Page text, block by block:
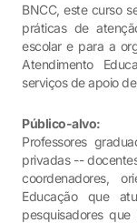
Infraestrutura e
Inovação
Sobre a ULBRA
BNCC, este curso
práticas de
escolar e para a
Atendimento
serviços de apoio
Público-alvo:
Professores
privadas --
coordenadores,
Educação que
pesquisadores